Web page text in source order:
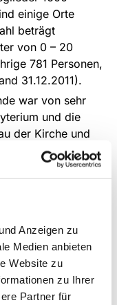
Anzeigen zu
Medien anbieten
Website zu
zu Ihrer
Partner für
einige Orte
beträgt
von 0 – 20
781 Personen,
31.12.2011).
war von sehr
und die
der Kirche und
dem auch die
Sie trifft sich im
der
ein
Dörfern über alle
sehen wir